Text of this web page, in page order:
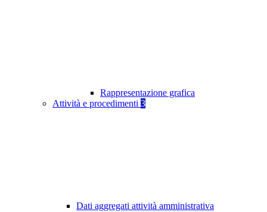
Rappresentazione grafica
Attività e procedimenti 3
Dati aggregati attività amministrativa